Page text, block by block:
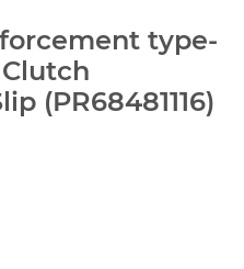
type-
(PR68481116)